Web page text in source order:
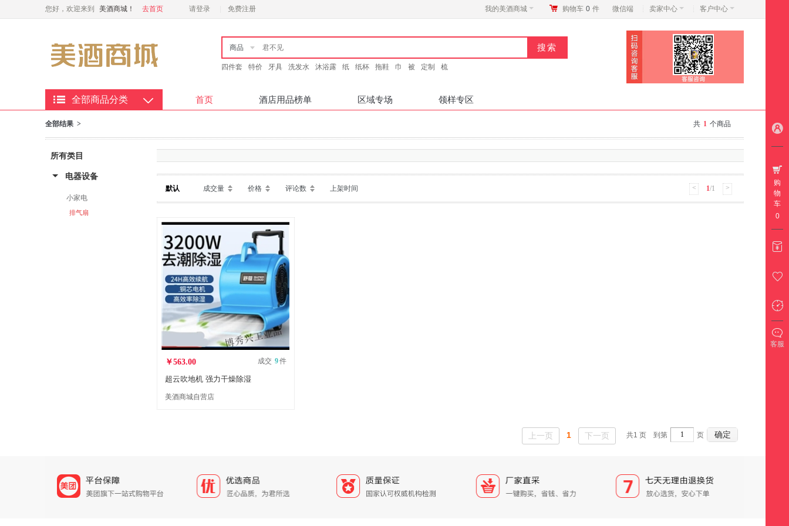
您好，欢迎来到 美酒商城！ 去首页 请登录 免费注册 我的美酒商城 购物车 0 件 微信端 卖家中心 客户中心
商品
四件套 特价 牙具 洗发水 沐浴露 纸 纸杯 拖鞋 巾 被 定制 梳
全部商品分类 首页 酒店用品榜单 区域专场 领样专区
购
物
车
0
客服
全部结果 > 共 1 个商品
所有类目
电器设备
小家电
排气扇
默认 成交量 价格 评论数 上架时间 < 1/1 >
￥563.00 成交 9件
超云吹地机 强力干燥除湿
美酒商城自营店
上一页 1 下一页 共1 页 到第 页 确定